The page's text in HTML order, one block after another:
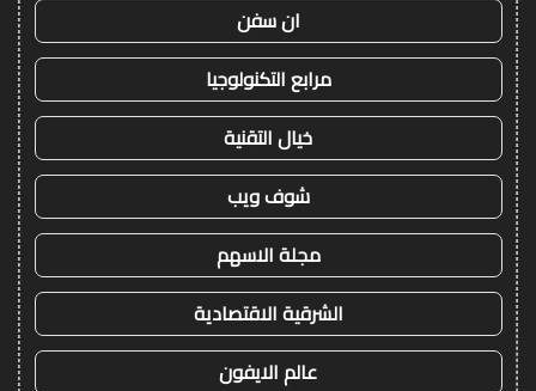
ان سفن
مرابع التكنولوجيا
خيال التقنية
شوف ويب
مجلة الاسهم
الشرقية الاقتصادية
عالم الايفون